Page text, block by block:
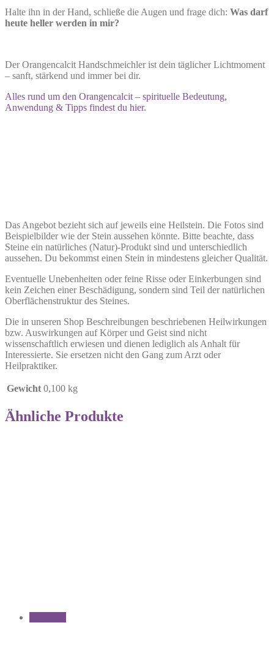
Halte ihn in der Hand, schließe die Augen und frage dich: Was darf
heute heller werden in mir?
Der Orangencalcit Handschmeichler ist dein täglicher Lichtmoment
– sanft, stärkend und immer bei dir.
Alles rund um den Orangencalcit – spirituelle Bedeutung,
Anwendung & Tipps findest du hier.
Das Angebot bezieht sich auf jeweils eine Heilstein. Die Fotos sind
Beispielbilder wie der Stein aussehen könnte. Bitte beachte, dass
Steine ein natürliches (Natur)-Produkt sind und unterschiedlich
aussehen. Du bekommst einen Stein in mindestens gleicher Qualität.
Eventuelle Unebenheiten oder feine Risse oder Einkerbungen sind
kein Zeichen einer Beschädigung, sondern sind Teil der natürlichen
Oberflächenstruktur des Steines.
Die in unseren Shop Beschreibungen beschriebenen Heilwirkungen
bzw. Auswirkungen auf Körper und Geist sind nicht
wissenschaftlich erwiesen und dienen lediglich als Anhalt für
Interessierte. Sie ersetzen nicht den Gang zum Arzt oder
Heilpraktiker.
Gewicht 0,100 kg
Ähnliche Produkte